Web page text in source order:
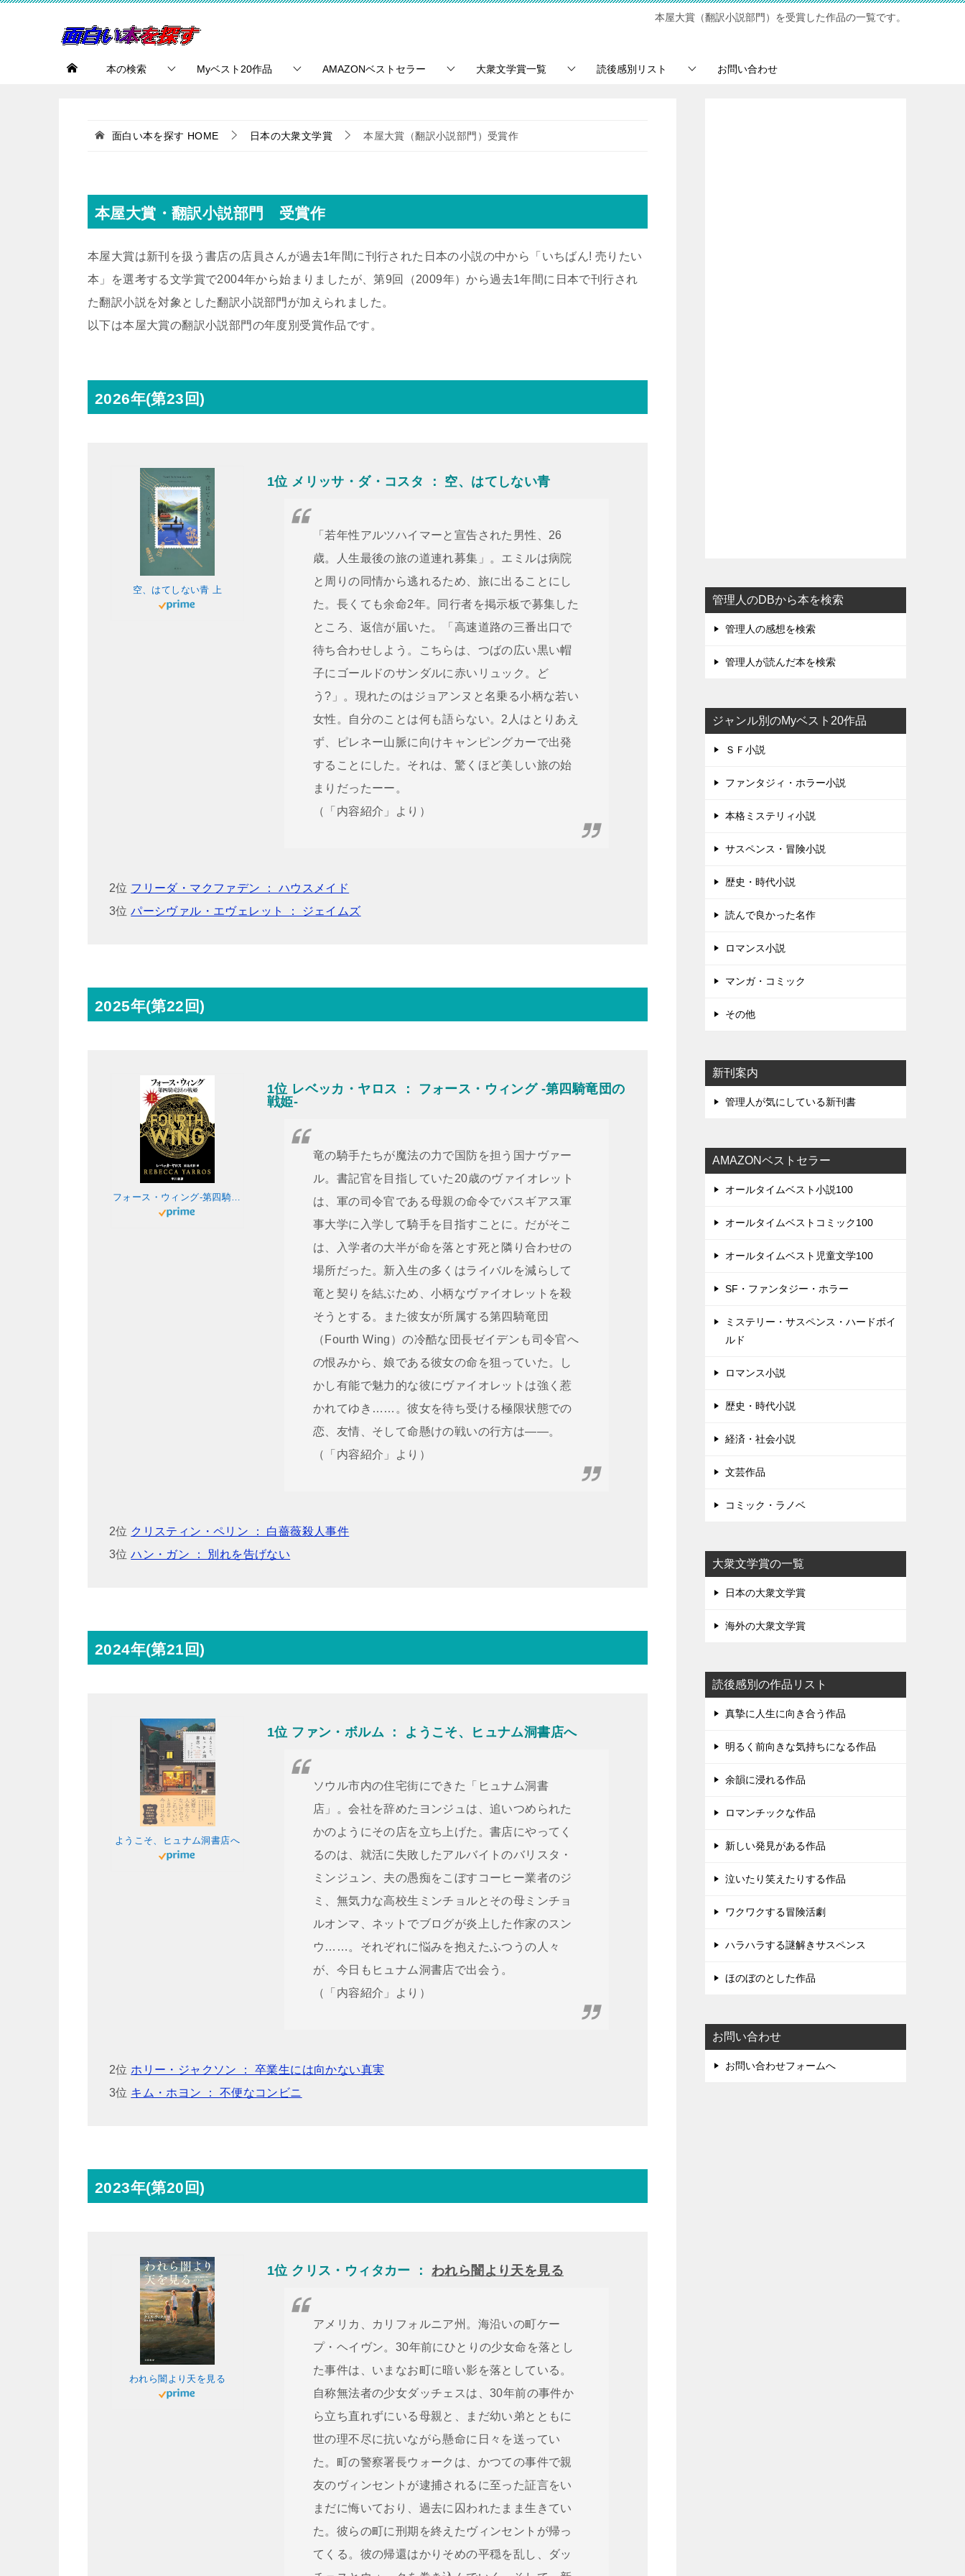
本屋大賞（翻訳小説部門）を受賞した作品の一覧です。
本の検索 Myベスト20作品 AMAZONベストセラー 大衆文学賞一覧 読後感別リスト お問い合わせ
面白い本を探す HOME 日本の大衆文学賞 本屋大賞（翻訳小説部門）受賞作
本屋大賞・翻訳小説部門 受賞作
本屋大賞は新刊を扱う書店の店員さんが過去1年間に刊行された日本の小説の中から「いちばん! 売りたい
本」を選考する文学賞で2004年から始まりましたが、第9回（2009年）から過去1年間に日本で刊行され
た翻訳小説を対象とした翻訳小説部門が加えられました。
以下は本屋大賞の翻訳小説部門の年度別受賞作品です。
2026年(第23回)
空、はてしない青 上
1位 メリッサ・ダ・コスタ ： 空、はてしない青
「若年性アルツハイマーと宣告された男性、26
歳。人生最後の旅の道連れ募集」。エミルは病院
と周りの同情から逃れるため、旅に出ることにし
た。長くても余命2年。同行者を掲示板で募集した
ところ、返信が届いた。「高速道路の三番出口で
待ち合わせしよう。こちらは、つばの広い黒い帽
子にゴールドのサンダルに赤いリュック。ど
う?」。現れたのはジョアンヌと名乗る小柄な若い
女性。自分のことは何も語らない。2人はとりあえ
ず、ピレネー山脈に向けキャンピングカーで出発
することにした。それは、驚くほど美しい旅の始
まりだったーー。
（「内容紹介」より）
2位 フリーダ・マクファデン ： ハウスメイド
3位パーシヴァル・エヴェレット ： ジェイムズ
2025年(第22回)
フォース・ウィング-第四騎竜団の戦姫- 上
1位 レベッカ・ヤロス ： フォース・ウィング -第四騎竜団の
戦姫-
竜の騎手たちが魔法の力で国防を担う国ナヴァー
ル。書記官を目指していた20歳のヴァイオレット
は、軍の司令官である母親の命令でバスギアス軍
事大学に入学して騎手を目指すことに。だがそこ
は、入学者の大半が命を落とす死と隣り合わせの
場所だった。新入生の多くはライバルを減らして
竜と契りを結ぶため、小柄なヴァイオレットを殺
そうとする。また彼女が所属する第四騎竜団
（Fourth Wing）の冷酷な団長ゼイデンも司令官へ
の恨みから、娘である彼女の命を狙っていた。し
かし有能で魅力的な彼にヴァイオレットは強く惹
かれてゆき……。彼女を待ち受ける極限状態での
恋、友情、そして命懸けの戦いの行方は――。
（「内容紹介」より）
2位 クリスティン・ペリン ： 白薔薇殺人事件
3位ハン・ガン ： 別れを告げない
2024年(第21回)
ようこそ、ヒュナム洞書店へ
1位 ファン・ボルム ： ようこそ、ヒュナム洞書店へ
ソウル市内の住宅街にできた「ヒュナム洞書
店」。会社を辞めたヨンジュは、追いつめられた
かのようにその店を立ち上げた。書店にやってく
るのは、就活に失敗したアルバイトのバリスタ・
ミンジュン、夫の愚痴をこぼすコーヒー業者のジ
ミ、無気力な高校生ミンチョルとその母ミンチョ
ルオンマ、ネットでブログが炎上した作家のスン
ウ……。それぞれに悩みを抱えたふつうの人々
が、今日もヒュナム洞書店で出会う。
（「内容紹介」より）
2位 ホリー・ジャクソン ： 卒業生には向かない真実
3位 キム・ホヨン ： 不便なコンビニ
2023年(第20回)
われら闇より天を見る
1位 クリス・ウィタカー ： われら闇より天を見る
アメリカ、カリフォルニア州。海沿いの町ケー
プ・ヘイヴン。30年前にひとりの少女命を落とし
た事件は、いまなお町に暗い影を落としている。
自称無法者の少女ダッチェスは、30年前の事件か
ら立ち直れずにいる母親と、まだ幼い弟とともに
世の理不尽に抗いながら懸命に日々を送ってい
た。町の警察署長ウォークは、かつての事件で親
友のヴィンセントが逮捕されるに至った証言をい
まだに悔いており、過去に囚われたまま生きてい
た。彼らの町に刑期を終えたヴィンセントが帰っ
てくる。彼の帰還はかりそめの平穏を乱し、ダッ
管理人のDBから本を検索
管理人の感想を検索
管理人が読んだ本を検索
ジャンル別のMyベスト20作品
ＳＦ小説
ファンタジィ・ホラー小説
本格ミステリィ小説
サスペンス・冒険小説
歴史・時代小説
読んで良かった名作
ロマンス小説
マンガ・コミック
その他
新刊案内
管理人が気にしている新刊書
AMAZONベストセラー
オールタイムベスト小説100
オールタイムベストコミック100
オールタイムベスト児童文学100
SF・ファンタジー・ホラー
ミステリー・サスペンス・ハードボイ
ルド
ロマンス小説
歴史・時代小説
経済・社会小説
文芸作品
コミック・ラノベ
大衆文学賞の一覧
日本の大衆文学賞
海外の大衆文学賞
読後感別の作品リスト
真摯に人生に向き合う作品
明るく前向きな気持ちになる作品
余韻に浸れる作品
ロマンチックな作品
新しい発見がある作品
泣いたり笑えたりする作品
ワクワクする冒険活劇
ハラハラする謎解きサスペンス
ほのぼのとした作品
お問い合わせ
お問い合わせフォームへ